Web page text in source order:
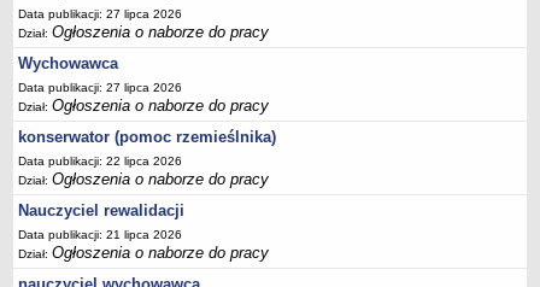
Data publikacji: 27 lipca 2026
Dział:Ogłoszenia o naborze do pracy
Wychowawca
Data publikacji: 27 lipca 2026
Dział:Ogłoszenia o naborze do pracy
konserwator (pomoc rzemieślnika)
Data publikacji: 22 lipca 2026
Dział:Ogłoszenia o naborze do pracy
Nauczyciel rewalidacji
Data publikacji: 21 lipca 2026
Dział:Ogłoszenia o naborze do pracy